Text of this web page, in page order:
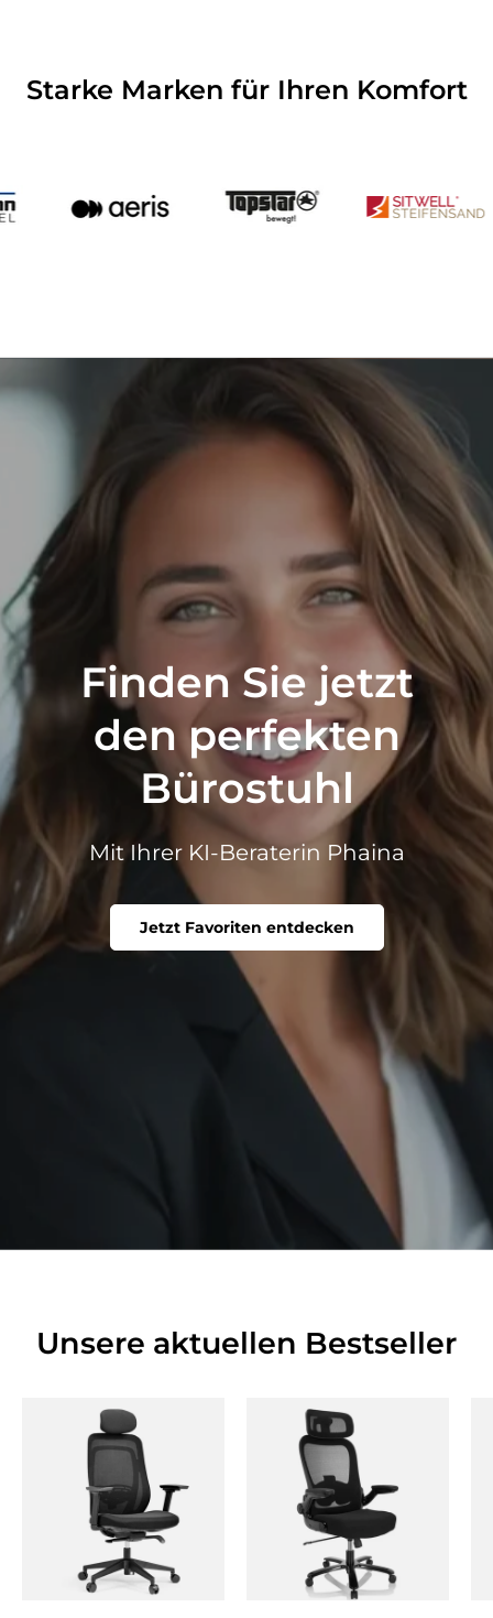
Starke Marken für Ihren Komfort
Finden Sie jetzt
den perfekten
Bürostuhl
Mit Ihrer KI-Beraterin Phaina
Jetzt Favoriten entdecken
Unsere aktuellen Bestseller